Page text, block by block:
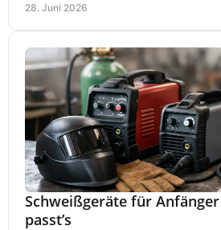
28. Juni 2026
Schweißgeräte für
passt’s